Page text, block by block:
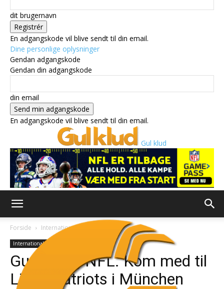
dit brugernavn
En adgangskode vil blive sendt til din email.
Dine personlige oplysninger
Gendan adgangskode
Gendan din adgangskode
din email
En adgangskode vil blive sendt til din email.
Gul klud
Forside International
International
Guten Tag NFL. Kom med til
Lions-Patriots i München